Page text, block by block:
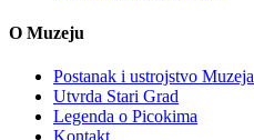
O Muzeju
Postanak i ustrojstvo Muzeja
Utvrda Stari Grad
Legenda o Picokima
Kontakt